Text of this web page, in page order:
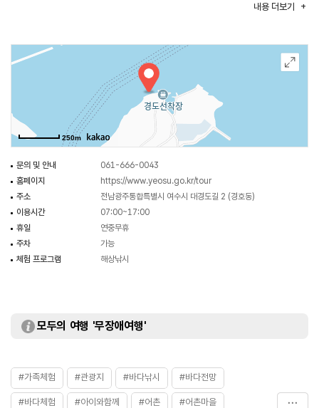
앞길을 지나 U자형 끝에 펜션형 낚시터 관리사무소가 있다. 바다 한가운데
간소하면서도 편리한 구조이다. 창문 밖으로 여수 앞바다가 보이는 낭만적인
펜션이라고 할 수 있다. 여행자들이 이곳을 찾는 이유는 단연 바다낚시 때문일
것이다. 노래미, 볼락, 우럭 등이 주로 잡히며 가을에는 감성돔도 잘 잡힌다.
가끔 갑오징어와 꽁치도 낚인다. 마을 앞 갯벌은 해산물 채취가 금지되어 함부로
들어갈 수 없지만 근처 경호초등학교와 내동과 오복 등 인근 마을로 드라이브를
다녀오는 것도 좋다. 초등학교는 운동장에서 바다가 보일 정도로 운치가 있으며
다른 마을로 이어지는 도로들도 바다의 정취를 물씬 느낄 수 있는 멋진
내용 더보기
250m
문의 및 안내
061-666-0043
홈페이지
https://www.yeosu.go.kr/tour
주소
전남광주통합특별시 여수시 대경도길 2 (경호동)
이용시간
07:00~17:00
휴일
연중무휴
주차
가능
체험 프로그램
해상낚시
모두의 여행 '무장애여행'
#가족체험 #관광지 #바다낚시 #바다전망
#바다체험 #아이와함께 #어촌 #어촌마을